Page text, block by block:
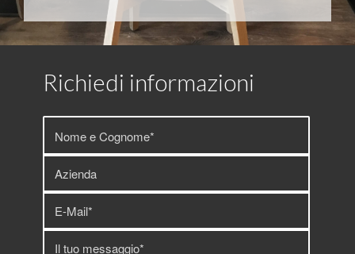
Richiedi informazioni